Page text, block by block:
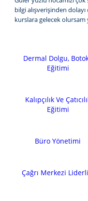
bilgi alışverişinden
kurslara gelecek
Dermal Dolgu,
Eğitimi
Kalıpçılık Ve
Eğitimi
Büro Yönetimi
Çağrı Merkezi